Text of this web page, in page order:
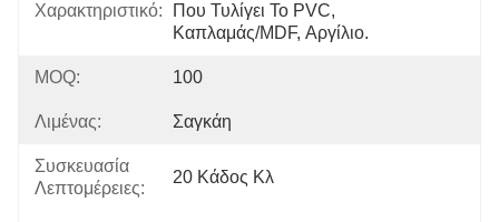
Χαρακτηριστικό:
Που Τυλίγει Το PVC,
Καπλαμάς/MDF, Αργίλιο.
MOQ: 100
Λιμένας: Σαγκάη
Συσκευασία
Λεπτομέρειες:
20 Κάδος Κλ